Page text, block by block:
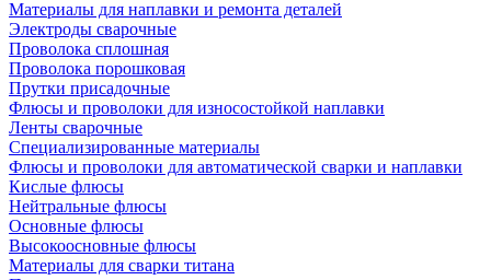
Материалы для наплавки и ремонта деталей
Электроды сварочные
Проволока сплошная
Проволока порошковая
Прутки присадочные
Флюсы и проволоки для износостойкой наплавки
Ленты сварочные
Специализированные материалы
Флюсы и проволоки для автоматической сварки и наплавки
Кислые флюсы
Нейтральные флюсы
Основные флюсы
Высокоосновные флюсы
Материалы для сварки титана